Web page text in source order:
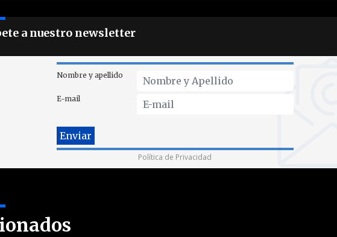
a nuestro newsletter
Nombre y apellido
E-mail
Política de Privacidad